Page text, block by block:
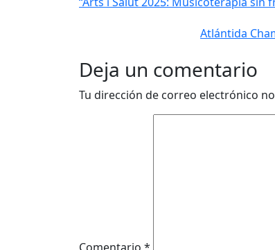
Atlántida
Deja un comentario
Tu dirección de correo electrónico